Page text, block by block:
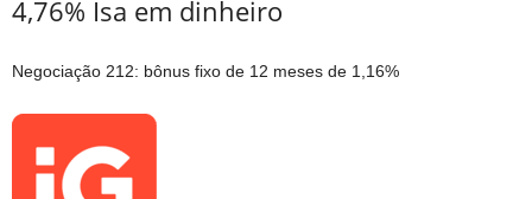
4,76% Isa em dinheiro
Negociação 212: bônus fixo de 12 meses de 1,16%